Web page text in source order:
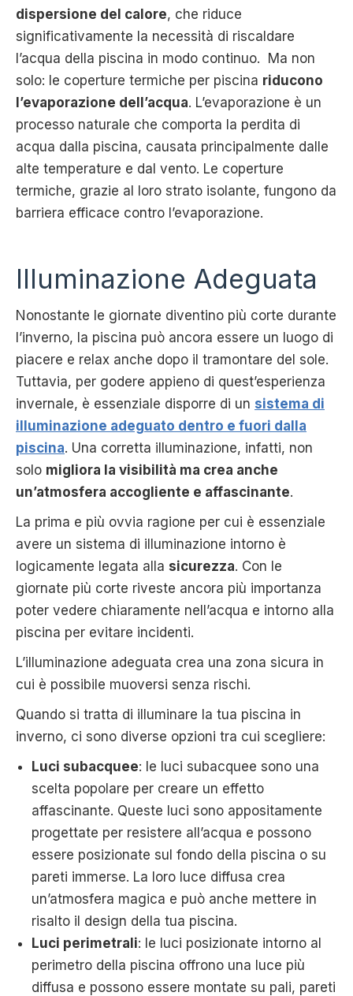
dispersione del calore, che riduce
significativamente la necessità di riscaldare
l’acqua della piscina in modo continuo. Ma non
solo: le coperture termiche per piscina riducono
l’evaporazione dell’acqua. L’evaporazione è un
processo naturale che comporta la perdita di
acqua dalla piscina, causata principalmente dalle
alte temperature e dal vento. Le coperture
termiche, grazie al loro strato isolante, fungono da
barriera efficace contro l’evaporazione.
Illuminazione Adeguata
Nonostante le giornate diventino più corte durante
l’inverno, la piscina può ancora essere un luogo di
piacere e relax anche dopo il tramontare del sole.
Tuttavia, per godere appieno di quest’esperienza
invernale, è essenziale disporre di un sistema di
illuminazione adeguato dentro e fuori dalla
piscina. Una corretta illuminazione, infatti, non
solo migliora la visibilità ma crea anche
un’atmosfera accogliente e affascinante.
La prima e più ovvia ragione per cui è essenziale
avere un sistema di illuminazione intorno è
logicamente legata alla sicurezza. Con le
giornate più corte riveste ancora più importanza
poter vedere chiaramente nell’acqua e intorno alla
piscina per evitare incidenti.
L’illuminazione adeguata crea una zona sicura in
cui è possibile muoversi senza rischi.
Quando si tratta di illuminare la tua piscina in
inverno, ci sono diverse opzioni tra cui scegliere:
Luci subacquee: le luci subacquee sono una
scelta popolare per creare un effetto
affascinante. Queste luci sono appositamente
progettate per resistere all’acqua e possono
essere posizionate sul fondo della piscina o su
pareti immerse. La loro luce diffusa crea
un’atmosfera magica e può anche mettere in
risalto il design della tua piscina.
Luci perimetrali: le luci posizionate intorno al
perimetro della piscina offrono una luce più
diffusa e possono essere montate su pali, pareti